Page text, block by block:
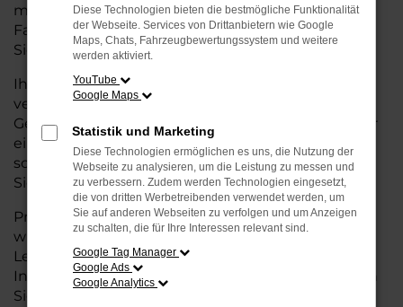
müssen. Ob im Stadtverkehr oder für längere
Fahrten, der T-Roc überzeugt durch Fahrkomfort,
Sicherheit und Wirtschaftlichkeit.
Ihr VW Autohaus in Nordenham ist Ihr
vertrauenswürdiger Partner, wenn es um
Gebrauchtwagen geht. Wir bieten Ihnen nicht nur
eine große Auswahl an geprüften Fahrzeugen,
sondern auch eine fachkundige Beratung, damit
Sie das für Sie passende Modell finden.
Profitieren Sie von unseren zusätzlichenServices
wie attraktiven Finanzierungsmöglichkeiten,
Leasingangeboten und der bequemen
Inzahlungnahme Ihres alten Fahrzeugs. Besuchen
Sie uns und überzeugen Sie sich von der Qualität
Diese Technologien bieten die bestmögliche Funktionalität
der Webseite. Services von Drittanbietern wie Google
Maps, Chats, Fahrzeugbewertungssystem und weitere
werden aktiviert.
YouTube
Google Maps
Statistik und Marketing
Diese Technologien ermöglichen es uns, die Nutzung der
Webseite zu analysieren, um die Leistung zu messen und
zu verbessern. Zudem werden Technologien eingesetzt,
die von dritten Werbetreibenden verwendet werden, um
Sie auf anderen Webseiten zu verfolgen und um Anzeigen
zu schalten, die für Ihre Interessen relevant sind.
Google Tag Manager
Google Ads
Google Analytics